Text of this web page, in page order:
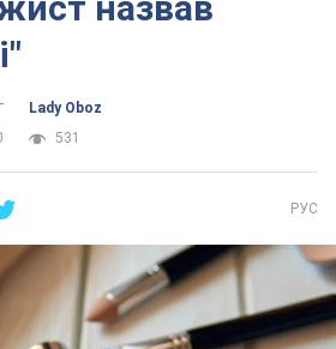
Lady Oboz
531
РУС